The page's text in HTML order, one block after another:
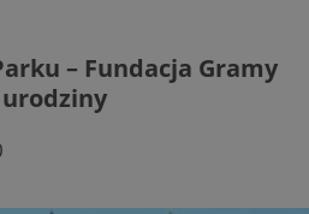
– Fundacja Gramy